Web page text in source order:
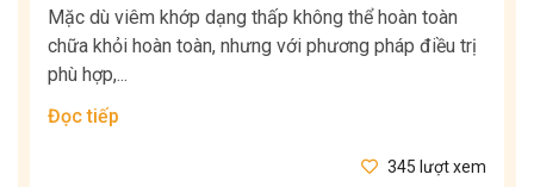
Mặc dù viêm khớp dạng thấp không thể hoàn toàn
chữa khỏi hoàn toàn, nhưng với phương pháp điều trị
phù hợp,...
Đọc tiếp
345 lượt xem